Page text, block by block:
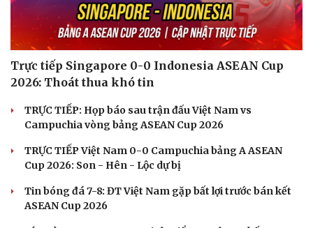
Trực tiếp Singapore 0-0 Indonesia ASEAN Cup
2026: Thoát thua khó tin
TRỰC TIẾP: Họp báo sau trận đấu Việt Nam vs
Campuchia vòng bảng ASEAN Cup 2026
TRỰC TIẾP Việt Nam 0-0 Campuchia bảng A ASEAN
Cup 2026: Son - Hên - Lộc dự bị
Tin bóng đá 7-8: ĐT Việt Nam gặp bất lợi trước bán kết
ASEAN Cup 2026